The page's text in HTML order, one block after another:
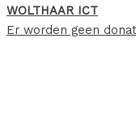
WOLTHAAR ICT
Er worden geen